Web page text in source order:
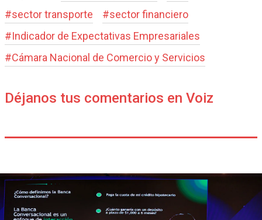
#sector transporte #sector financiero
#Indicador de Expectativas Empresariales
#Cámara Nacional de Comercio y Servicios
Déjanos tus comentarios en Voiz